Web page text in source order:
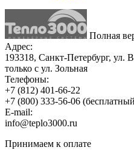
Полная
Адрес:
193318, Санкт-Петербург, ул.
только с ул. Зольная
Телефоны:
+7 (812) 401-66-22
+7 (800) 333-56-06
E-mail:
info@teplo3000.ru
Принимаем к оплате